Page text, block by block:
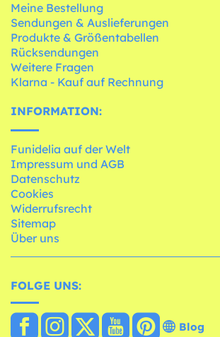
Meine Bestellung
Sendungen & Auslieferungen
Produkte & Größentabellen
Rücksendungen
Weitere Fragen
Klarna - Kauf auf Rechnung
INFORMATION:
Funidelia auf der Welt
Impressum und AGB
Datenschutz
Cookies
Widerrufsrecht
Sitemap
Über uns
FOLGE UNS:
Blog